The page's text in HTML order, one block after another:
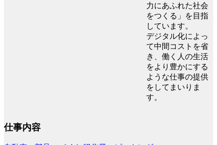
力にあふれた社会
をつくる」を目指
しています。
デジタル化によっ
て中間コストを省
き、働く人の生活
をより豊かにする
ような仕事の提供
をしてまいりま
す。
仕事内容